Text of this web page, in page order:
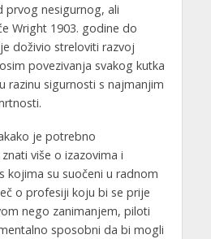
prvog nesigurnog, ali
Wright 1903. godine do
doživio streloviti razvoj
povezivanja svakog kutka
razinu sigurnosti s najmanjim
je potrebno
više o izazovima i
kojima su suočeni u radnom
o profesiji koju bi se prije
nego zanimanjem, piloti
sposobni da bi mogli